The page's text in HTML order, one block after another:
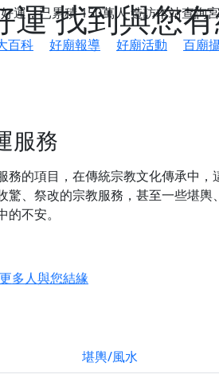
找到與您
運，已累積150萬人造訪本站查詢
百科 好廟報導 好廟活動 百廟
服務
的項目，在傳統宗教文化傳承中，
驚、祭改的宗教服務，甚至一些堪輿
不安。
多人與您結緣
請您一同參與，為自己與家人累積福
元普渡大法會，誠邀十方善信大德
堪輿/風水